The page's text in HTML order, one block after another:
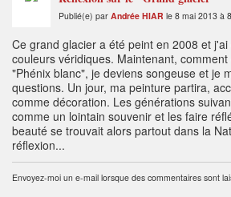
Publié(e) par Andrée HIAR le 8 mai 2013 à
Ce grand glacier a été peint en 2008 et
couleurs véridiques. Maintenant,
"Phénix blanc", je deviens songeuse et je
questions. Un jour, ma peinture partira,
comme décoration. Les générations
comme un lointain souvenir et les faire
beauté se trouvait alors partout dans la
réflexion...
Envoyez-moi un e-mail lorsque des commentaires sont